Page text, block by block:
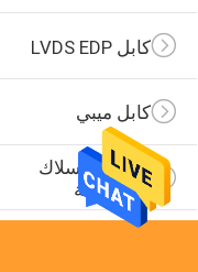
كابل LVDS EDP
كابل ميبي
تسخير الأسلاك
المخصصة